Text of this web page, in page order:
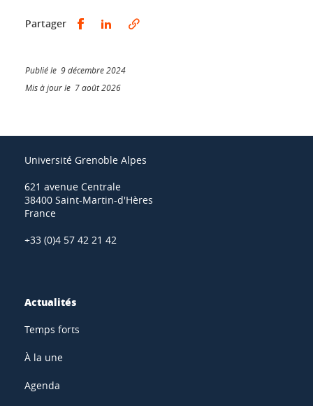
Partager Partager sur Facebook
Partager sur LinkedIn
Publié le 9 décembre 2024
Mis à jour le 7 août 2026
Université Grenoble Alpes
621 avenue Centrale
38400 Saint-Martin-d'Hères
France
+33 (0)4 57 42 21 42
Actualités
Temps forts
À la une
Agenda